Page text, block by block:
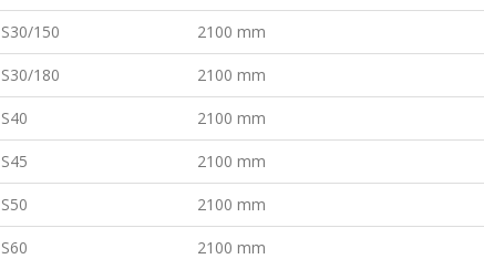
S30/150 2100 mm
S30/180 2100 mm
S40 2100 mm
S45 2100 mm
S50 2100 mm
S60 2100 mm